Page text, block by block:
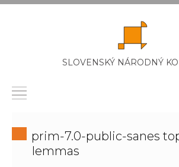
SLOVENSKÝ NÁRODNÝ
prim-7.0-public-sanes
lemmas